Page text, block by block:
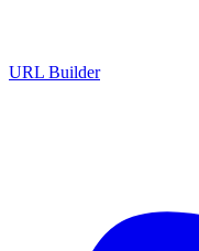
URL Builder